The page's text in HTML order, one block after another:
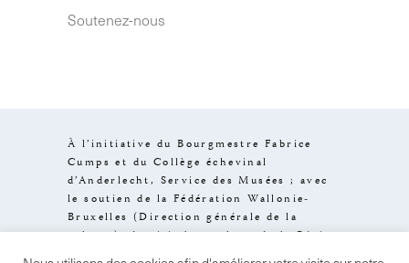
Soutenez-nous
À l’initiative du Bourgmestre Fabrice
Cumps et du Collège échevinal
d’Anderlecht, Service des Musées ; avec
le soutien de la Fédération Wallonie-
Bruxelles (Direction générale de la
culture), de visit.brussels et de la Région
de Bruxelles-Capitale.